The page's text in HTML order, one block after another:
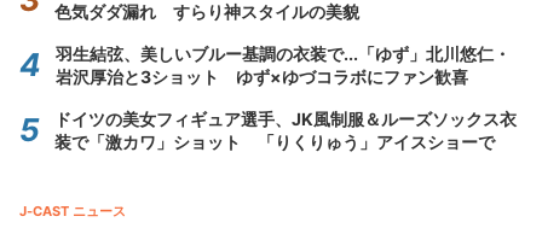
色気ダダ漏れ すらり神スタイルの美貌
羽生結弦、美しいブルー基調の衣装で...「ゆず」北川悠仁・
岩沢厚治と3ショット ゆず×ゆづコラボにファン歓喜
ドイツの美女フィギュア選手、JK風制服＆ルーズソックス衣
装で「激カワ」ショット 「りくりゅう」アイスショーで
J-CAST ニュース